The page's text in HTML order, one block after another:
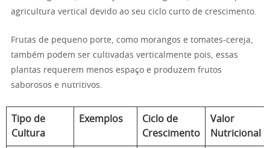
agricultura vertical devido ao seu ciclo curto de crescimento.
Frutas de pequeno porte, como morangos e tomates-cereja,
também podem ser cultivadas verticalmente pois, essas
plantas requerem menos espaço e produzem frutos
saborosos e nutritivos.
Tipo de
Cultura
Exemplos
Ciclo de
Crescimento
Valor
Nutricional